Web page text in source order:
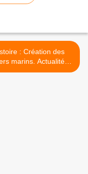
: Création des
marins. Actualités :
Info militaire au Mali. >